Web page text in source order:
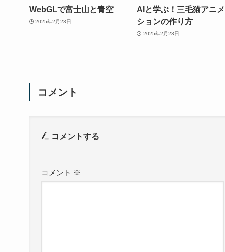
WebGLで富士山と青空
2025年2月23日
AIと学ぶ！三毛猫アニ
ションの作り方
2025年2月23日
コメント
コメントする
コメント ※